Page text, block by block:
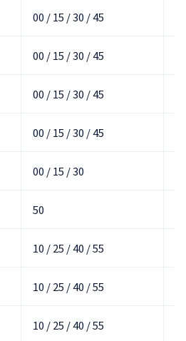
00 / 15 / 30 / 45
00 / 15 / 30 / 45
00 / 15 / 30 / 45
00 / 15 / 30 / 45
00 / 15 / 30
50
10 / 25 / 40 / 55
10 / 25 / 40 / 55
10 / 25 / 40 / 55